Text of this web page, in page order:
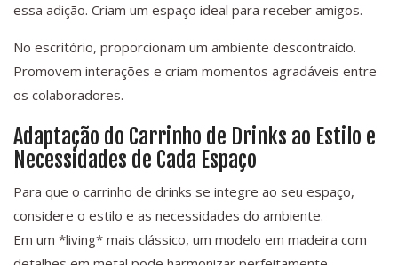
essa adição. Criam um espaço ideal para receber amigos.
No escritório, proporcionam um ambiente descontraído.
Promovem interações e criam momentos agradáveis entre
os colaboradores.
Adaptação do Carrinho de Drinks ao Estilo e
Necessidades de Cada Espaço
Para que o carrinho de drinks se integre ao seu espaço,
considere o estilo e as necessidades do ambiente.
Em um *living* mais clássico, um modelo em madeira com